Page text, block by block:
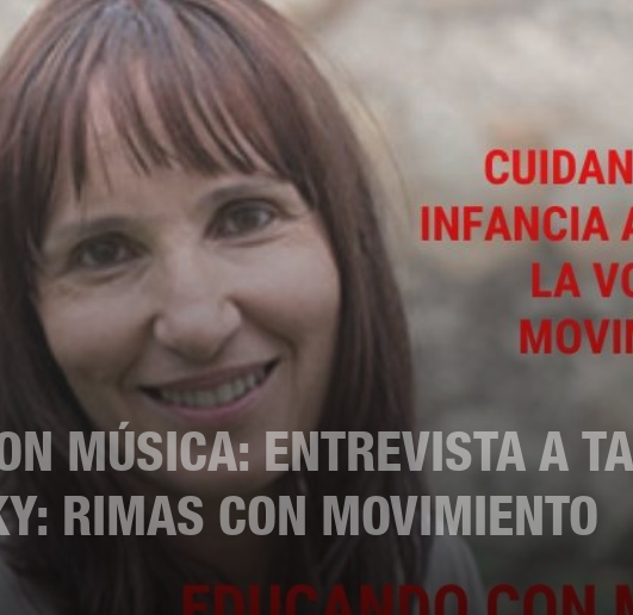
Radio
MÚSICA: ENTREVISTA A
RIMAS CON MOVIMIENTO